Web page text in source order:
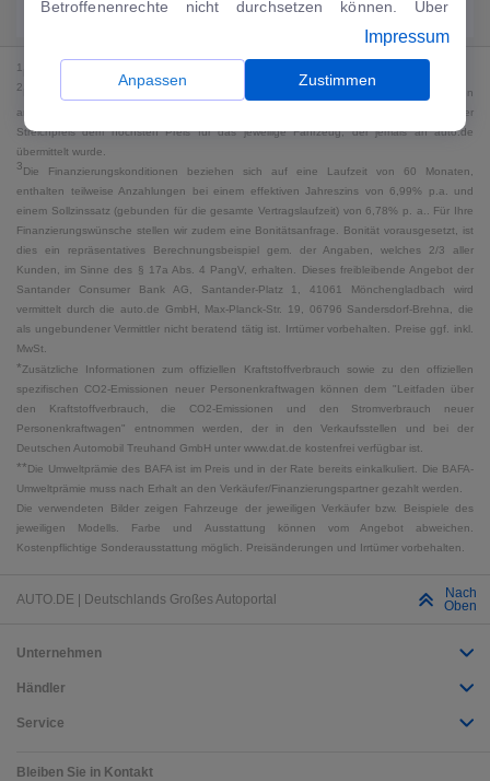
CO₂ 499 g/km · Klasse G (gew.) / G (entl.)*
1
2 Bei dem Streichpreis handelt es sich für Neufahrzeuge und junge Gebrauchte um den
an auto.de übermittelten Listenpreis. Für alle anderen Fahrzeuge entspricht der
Streichpreis dem höchsten Preis für das jeweilige Fahrzeug, der jemals an auto.de
übermittelt wurde.
3Die Finanzierungskonditionen beziehen sich auf eine Laufzeit von 60 Monaten,
enthalten teilweise Anzahlungen bei einem effektiven Jahreszins von 6,99% p.a. und
einem Sollzinssatz (gebunden für die gesamte Vertragslaufzeit) von 6,78% p. a.. Für Ihre
Finanzierungswünsche stellen wir zudem eine Bonitätsanfrage. Bonität vorausgesetzt, ist
dies ein repräsentatives Berechnungsbeispiel gem. der Angaben, welches 2/3 aller
Kunden, im Sinne des § 17a Abs. 4 PangV, erhalten. Dieses freibleibende Angebot der
Santander Consumer Bank AG, Santander-Platz 1, 41061 Mönchengladbach wird
vermittelt durch die auto.de GmbH, Max-Planck-Str. 19, 06796 Sandersdorf-Brehna, die
als ungebundener Vermittler nicht beratend tätig ist. Irrtümer vorbehalten. Preise ggf. inkl.
MwSt.
*Zusätzliche Informationen zum offiziellen Kraftstoffverbrauch sowie zu den offiziellen
spezifischen CO2-Emissionen neuer Personenkraftwagen können dem "Leitfaden über
den Kraftstoffverbrauch, die CO2-Emissionen und den Stromverbrauch neuer
Personenkraftwagen" entnommen werden, der in den Verkaufsstellen und bei der
Deutschen Automobil Treuhand GmbH unter www.dat.de kostenfrei verfügbar ist.
**Die Umweltprämie des BAFA ist im Preis und in der Rate bereits einkalkuliert. Die BAFA-
Umweltprämie muss nach Erhalt an den Verkäufer/Finanzierungspartner gezahlt werden.
Die verwendeten Bilder zeigen Fahrzeuge der jeweiligen Verkäufer bzw. Beispiele des
jeweiligen Modells. Farbe und Ausstattung können vom Angebot abweichen.
Kostenpflichtige Sonderausstattung möglich. Preisänderungen und Irrtümer vorbehalten.
AUTO.DE | Deutschlands Großes Autoportal
Nach
Oben
Unternehmen
Händler
Service
Bleiben Sie in Kontakt
Betroffenenrechte nicht durchsetzen können. Über
anpassen. Dies ist auch später jederzeit im Bereich
Cookie-Richtliniemöglich. Weitere Informationen finden
Sie in unsererDatenschutzerklärung .
Impressum
Anpassen Zustimmen